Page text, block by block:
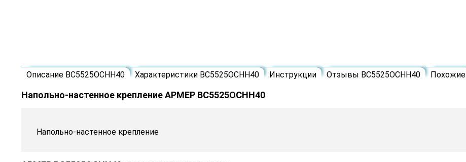
Описание ВС5525ОСНН40 Характеристики ВС5525ОСНН40 Инструкции Отзывы ВС5525ОСНН40 Похожие
Напольно-настенное крепление АРМЕР ВС5525ОСНН40
Напольно-настенное крепление